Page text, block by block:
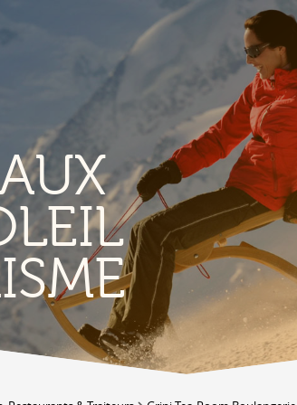
TERROIR &
PATRIMOINE
Vignoble & parcours viticoles
Produits et magasins du terroir
Bourg de Conthey
Eglises & chapelles
Vestiges gallo-romains d'Ardon